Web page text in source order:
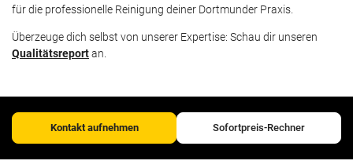
für die professionelle Reinigung deiner Dortmunder Praxis.
Überzeuge dich selbst von unserer Expertise: Schau dir unseren
Qualitätsreportan.
Kontakt aufnehmen Sofortpreis-Rechner